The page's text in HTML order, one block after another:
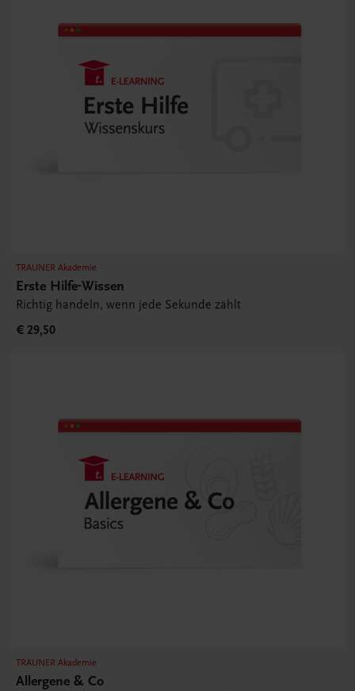
TRAUNER Akademie
Erste Hilfe-Wissen
Richtig handeln, wenn jede Sekunde zählt
€ 29,50
TRAUNER Akademie
Allergene & Co